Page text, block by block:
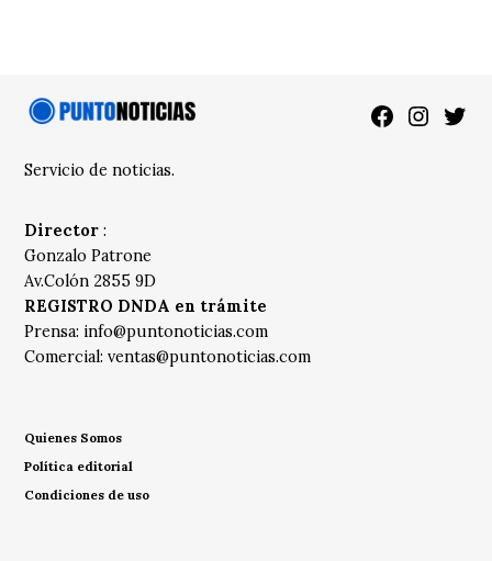
Facebook
Servicio de noticias.
Director :
Gonzalo Patrone
Av.Colón 2855 9D
REGISTRO DNDA en trámite
Prensa: info@puntonoticias.com
Comercial:ventas@puntonoticias.com
Quienes Somos
Política editorial
Condiciones de uso